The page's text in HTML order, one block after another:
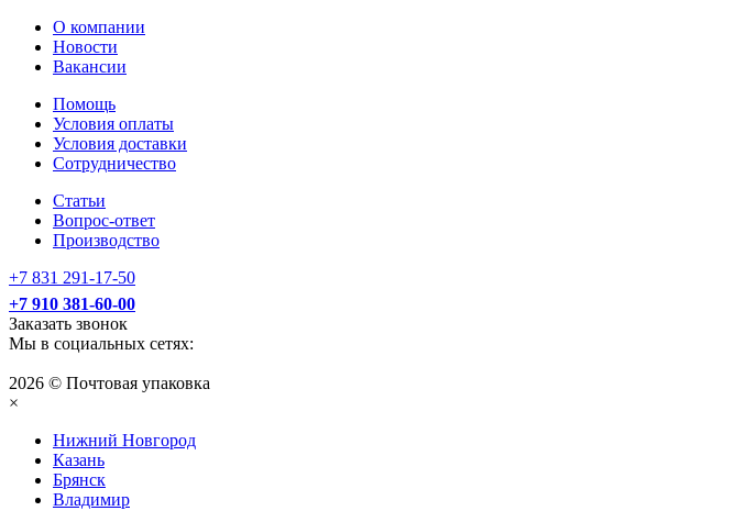
О компании
Новости
Вакансии
Помощь
Условия оплаты
Условия доставки
Сотрудничество
Статьи
Вопрос-ответ
Производство
+7 831 291-17-50
+7 910 381-60-00
Заказать звонок
Мы в социальных сетях:
2026 © Почтовая упаковка
×
Нижний Нoвгород
Казань
Брянск
Владимир